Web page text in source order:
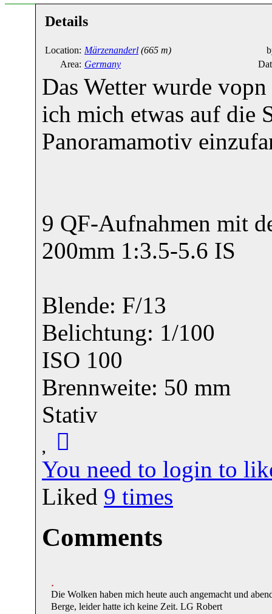
Details
Location: Märzenanderl (665 m)
Area: Germany
Das Wetter wurde
ich mich etwas auf die
Panoramamotiv
9 QF-Aufnahmen mit
200mm 1:3.5-5.6 IS
Blende: F/13
Belichtung: 1/100
ISO 100
Brennweite: 50 mm
Stativ
You need to login to
Liked 9 times
Comments
Die Wolken haben mich heute auch angemacht und
Berge, leider hatte ich keine Zeit. LG Robert